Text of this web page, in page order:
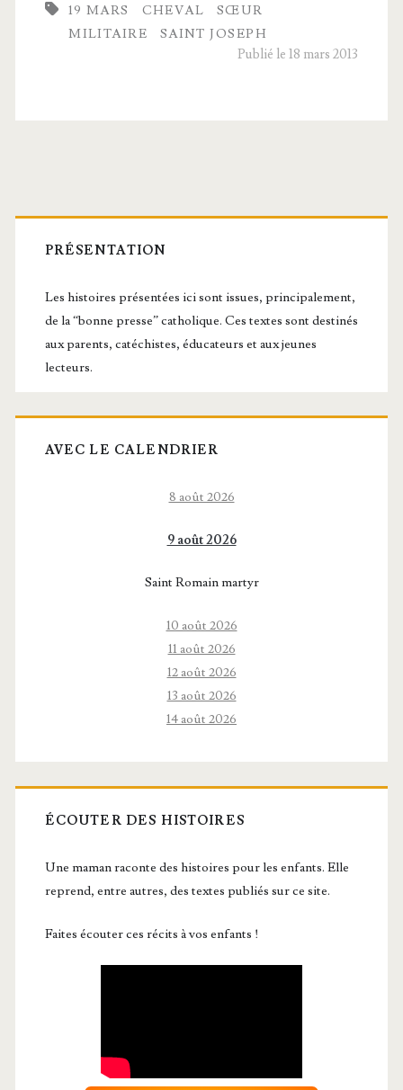
che­
19 MARS CHEVAL
SŒUR
MILITAIRE
SAINT JOSEPH
Publié le 18 mars 2013
Barre
latérale
principale
PRÉSENTATION
Les histoires présentées ici sont issues, principalement,
de la “bonne presse” catholique. Ces textes sont destinés
aux parents, catéchistes, éducateurs et aux jeunes
lecteurs.
AVEC LE CALENDRIER
8 août 2026
9 août 2026
Saint Romain martyr
10 août 2026
11 août 2026
12 août 2026
13 août 2026
14 août 2026
ÉCOUTER DES HISTOIRES
Une maman raconte des histoires pour les enfants. Elle
reprend, entre autres, des textes publiés sur ce site.
Faites écouter ces récits à vos enfants !